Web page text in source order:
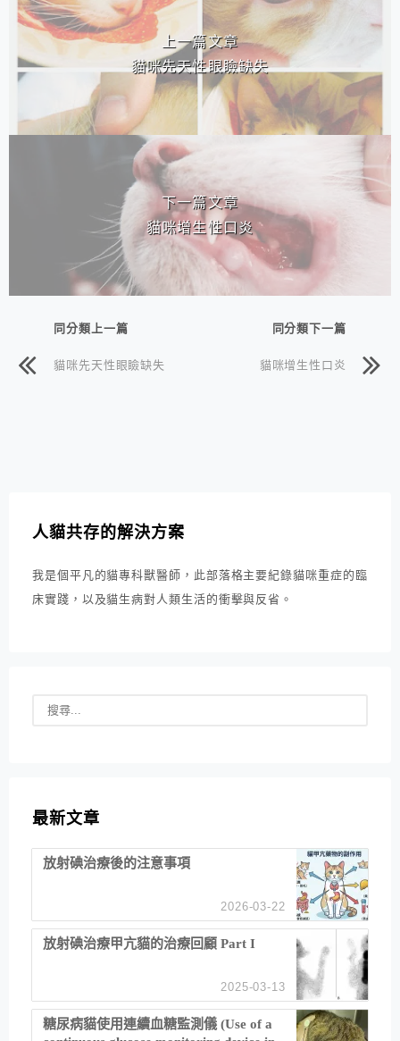
上一篇文章
貓咪先天性眼瞼缺失
下一篇文章
貓咪增生性口炎
同分類上一篇
貓咪先天性眼瞼缺失
同分類下一篇
貓咪增生性口炎
人貓共存的解決方案
我是個平凡的貓專科獸醫師，此部落格主要紀錄貓咪重症的臨
床實踐，以及貓生病對人類生活的衝擊與反省。
最新文章
放射碘治療後的注意事項
2026-03-22
放射碘治療甲亢貓的治療回顧 Part I
2025-03-13
糖尿病貓使用連續血糖監測儀 (Use of a